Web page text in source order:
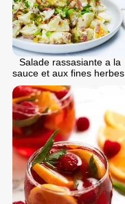
Salade rassasiante a la
sauce et aux fines herbes